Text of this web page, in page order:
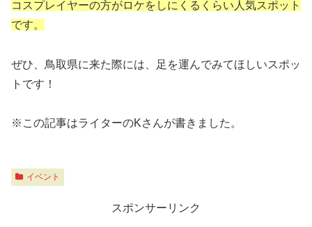
コスプレイヤーの方がロケをしにくるくらい人気スポット
です。
ぜひ、鳥取県に来た際には、足を運んでみてほしいスポッ
トです！
※この記事はライターのKさんが書きました。
イベント
スポンサーリンク